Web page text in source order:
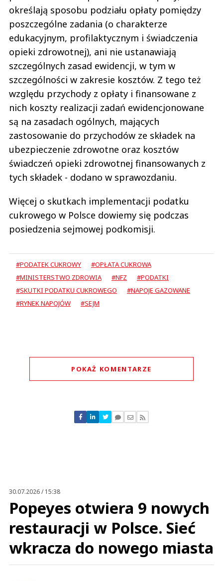
określają sposobu podziału opłaty pomiędzy
poszczególne zadania (o charakterze
edukacyjnym, profilaktycznym i świadczenia
opieki zdrowotnej), ani nie ustanawiają
szczególnych zasad ewidencji, w tym w
szczególności w zakresie kosztów. Z tego też
względu przychody z opłaty i finansowane z
nich koszty realizacji zadań ewidencjonowane
są na zasadach ogólnych, mających
zastosowanie do przychodów ze składek na
ubezpieczenie zdrowotne oraz kosztów
świadczeń opieki zdrowotnej finansowanych z
tych składek - dodano w sprawozdaniu.
Więcej o skutkach implementacji podatku
cukrowego w Polsce dowiemy się podczas
posiedzenia sejmowej podkomisji.
#PODATEK CUKROWY
#OPŁATA CUKROWA
#MINISTERSTWO ZDROWIA
#NFZ
#PODATKI
#SKUTKI PODATKU CUKROWEGO
#NAPOJE GAZOWANE
#RYNEK NAPOJÓW
#SEJM
POKAŻ KOMENTARZE
Nie znaleziono komentarzy
Zostaw swoje komentarze
30.07.2026 / 15:38
Popeyes otwiera 9 nowych
restauracji w Polsce. Sieć
wkracza do nowego miasta